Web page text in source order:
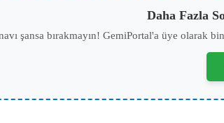
Daha Fazla
şansa bırakmayın! GemiPortal'a üye olarak